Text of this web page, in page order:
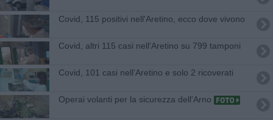
Covid, 115 positivi nell'Aretino, ecco dove vivono
Covid, altri 115 casi nell'Aretino su 799 tamponi
Covid, 101 casi nell'Aretino e solo 2 ricoverati
Operai volanti per la sicurezza dell'Arno